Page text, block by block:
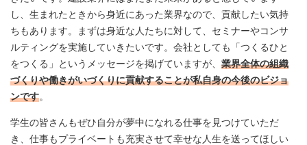
し、生まれたときから身近にあった業界なので、貢献したい気持
ちもあります。まずは身近な人たちに対して、セミナーやコンサ
ルティングを実施していきたいです。会社としても「つくるひと
をつくる」というメッセージを掲げていますが、 業界全体の組織
づくりや働きがいづくりに貢献することが私自身の今後のビジョ
ンです。
学生の皆さんもぜひ自分が夢中になれる仕事を見つけていただ
き、仕事もプライベートも充実させて幸せな人生を送ってほしい